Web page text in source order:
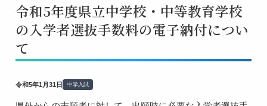
令和5年度県立中学校・中等教育学校
の入学者選抜手数料の電子納付につい
て
令和5年1月31日 中学入試